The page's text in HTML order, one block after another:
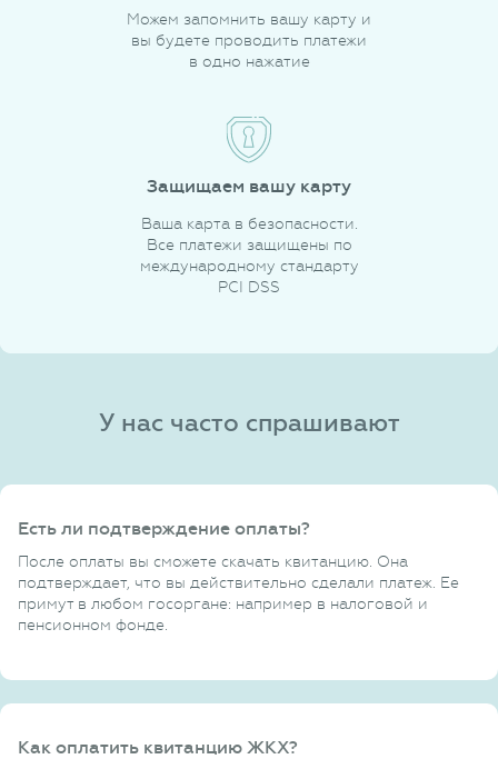
Можем запомнить вашу карту и
вы будете проводить платежи
в одно нажатие
Защищаем вашу карту
Ваша карта в безопасности.
Все платежи защищены по
международному стандарту
PCI DSS
У нас часто спрашивают
Есть ли подтверждение оплаты?
После оплаты вы сможете скачать квитанцию. Она
подтверждает, что вы действительно сделали платеж. Ее
примут в любом госоргане: например в налоговой и
пенсионном фонде.
Как оплатить квитанцию ЖКХ?